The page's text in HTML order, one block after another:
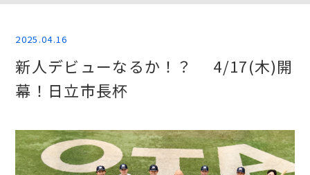
2025.04.16
新人デビューなるか！？ 4/17(木)開
幕！日立市長杯